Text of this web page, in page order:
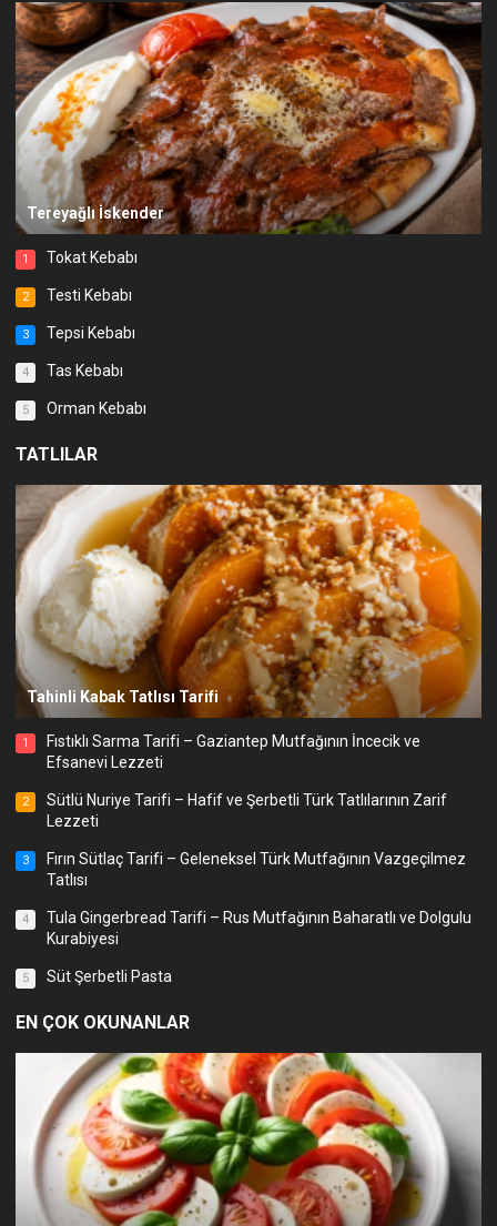
Tereyağlı İskender
1 Tokat Kebabı
2 Testi Kebabı
3 Tepsi Kebabı
4 Tas Kebabı
5 Orman Kebabı
TATLILAR
Tahinli Kabak Tatlısı Tarifi
1
Fıstıklı Sarma Tarifi – Gaziantep Mutfağının İncecik ve
Efsanevi Lezzeti
2
Sütlü Nuriye Tarifi – Hafif ve Şerbetli Türk Tatlılarının Zarif
Lezzeti
3
Fırın Sütlaç Tarifi – Geleneksel Türk Mutfağının Vazgeçilmez
Tatlısı
4
Tula Gingerbread Tarifi – Rus Mutfağının Baharatlı ve Dolgulu
Kurabiyesi
5 Süt Şerbetli Pasta
EN ÇOK OKUNANLAR